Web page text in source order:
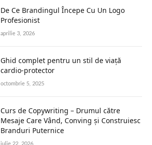
De Ce Brandingul Începe Cu Un Logo
Profesionist
aprilie 3, 2026
Ghid complet pentru un stil de viață
cardio-protector
octombrie 5, 2025
Curs de Copywriting – Drumul către
Mesaje Care Vând, Conving și Construiesc
Branduri Puternice
iulie 22, 2026